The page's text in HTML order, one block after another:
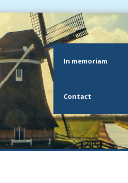
In memoriam
Contact